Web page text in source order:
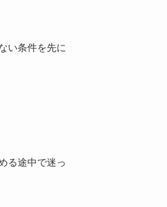
い条件を先に
る途中で迷っ